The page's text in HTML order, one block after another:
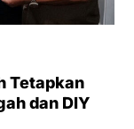
Tetapkan
dan DIY